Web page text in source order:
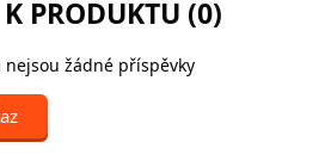
PRODUKTU (0)
nejsou žádné příspěvky